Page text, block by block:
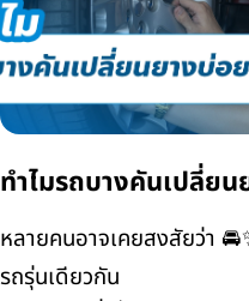
ทำไมรถบางคันเปลี่ย
หลายคนอาจเคยสงสัยว่า
รถรุ่นเดียวกัน